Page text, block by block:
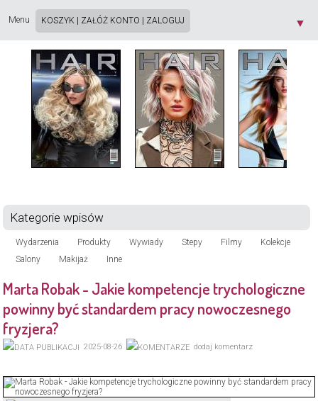
Menu ▼
KOSZYK ZAŁÓŻ KONTO ZALOGUJ
Kategorie wpisów
Wydarzenia Produkty Wywiady Stepy Filmy
Kolekcje
Salony
Makijaż Inne
Marta Robak - Jakie kompetencje trychologiczne
powinny być standardem pracy nowoczesnego
fryzjera?
2025-08-26 dodaj komentarz
cookie, zgodnie z aktualnymi ustawieniami przeglądarki. Dowiedz się więcej o
Prywatności [X]